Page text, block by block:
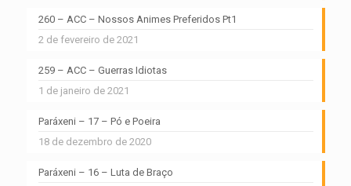
260 – ACC – Nossos Animes Preferidos Pt1
2 de fevereiro de 2021
259 – ACC – Guerras Idiotas
1 de janeiro de 2021
Paráxeni – 17 – Pó e Poeira
18 de dezembro de 2020
Paráxeni – 16 – Luta de Braço